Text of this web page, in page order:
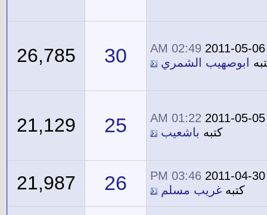
2011-05-06
02:49 AM
ابوصهيب الشمري 30
26,785
2011-05-05
01:22 AM
كتبه باشعيب 25
21,129
2011-04-30
03:46 PM
كتبه غريب مسلم 26
21,987